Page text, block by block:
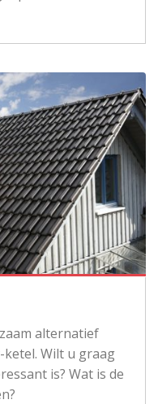
alternatief
Wilt u graag
is? Wat is de